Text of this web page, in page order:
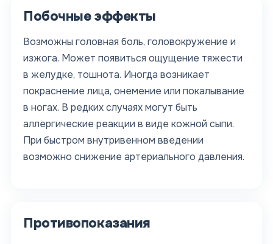
Побочные эффекты
Возможны головная боль, головокружение и
изжога. Может появиться ощущение тяжести
в желудке, тошнота. Иногда возникает
покраснение лица, онемение или покалывание
в ногах. В редких случаях могут быть
аллергические реакции в виде кожной сыпи.
При быстром внутривенном введении
возможно снижение артериального давления.
Противопоказания